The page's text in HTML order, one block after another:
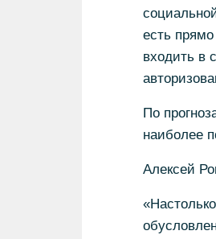
есть
входить в
По
наиболее
Алексей